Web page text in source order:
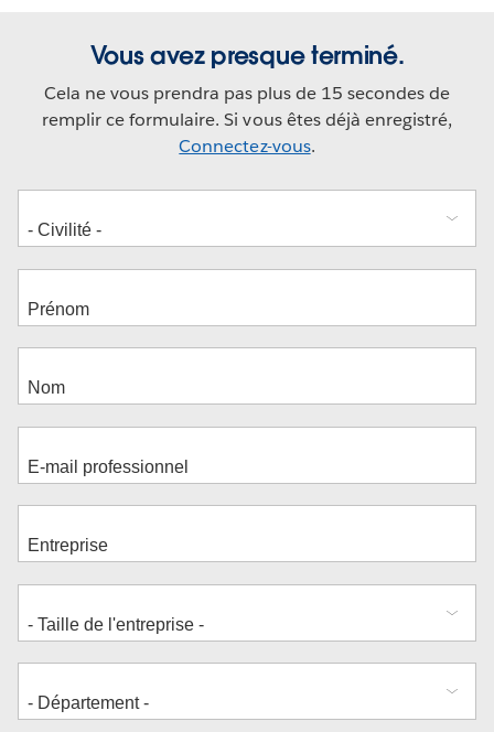
Vous avez presque terminé.
Cela ne vous prendra pas plus de 15 secondes de
remplir ce formulaire. Si vous êtes déjà enregistré,
Connectez-vous.